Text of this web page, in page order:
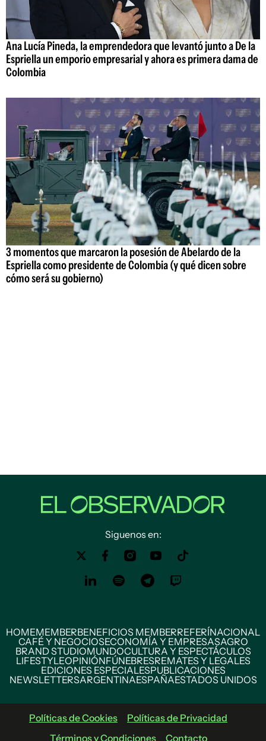
Ana Lucía Pineda, la emprendedora que levantó junto a De la
Espriella un emporio empresarial y ahora es primera dama de
Colombia
3 momentos que marcaron la posesión de Abelardo de la
Espriella como presidente de Colombia (y qué dicen sobre
cómo será su gobierno)
Siguenos en:
HOMEMEMBERBENEFICIOS MEMBERREFERÍNACIONAL
CAFÉ Y NEGOCIOSECONOMÍA Y EMPRESASAGRO
BRAND STUDIOMUNDOCULTURA Y ESPECTÁCULOS
LIFESTYLEOPINIÓNFÚNEBRESREMATES Y LEGALES
EDICIONES ESPECIALESPUBLICACIONES
NEWSLETTERSARGENTINAESPAÑAESTADOS UNIDOS
Políticas de Cookies
Políticas de Privacidad
Términos y Condiciones
Contacto